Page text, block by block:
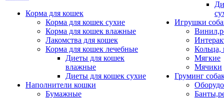
Корма для кошек
Корма для кошек сухие
Корма для кошек влажные
Лакомства для кошек
Корма для кошек лечебные
Диеты для кошек
влажные
Диеты для кошек сухие
Наполнители кошки
Бумажные
Игрушки
Кольца,
Мягкие
Мячики
Груминг